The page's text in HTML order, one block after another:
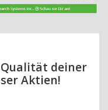
Qualität deiner
Aktien!